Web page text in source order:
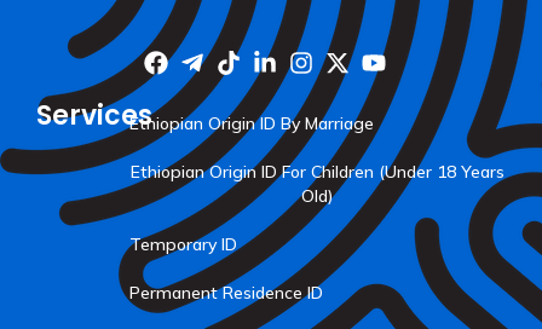
ServicesEthiopian Origin ID By Marriage
Ethiopian Origin ID For Children (Under 18 Years
Old)
Temporary ID
Permanent Residence ID